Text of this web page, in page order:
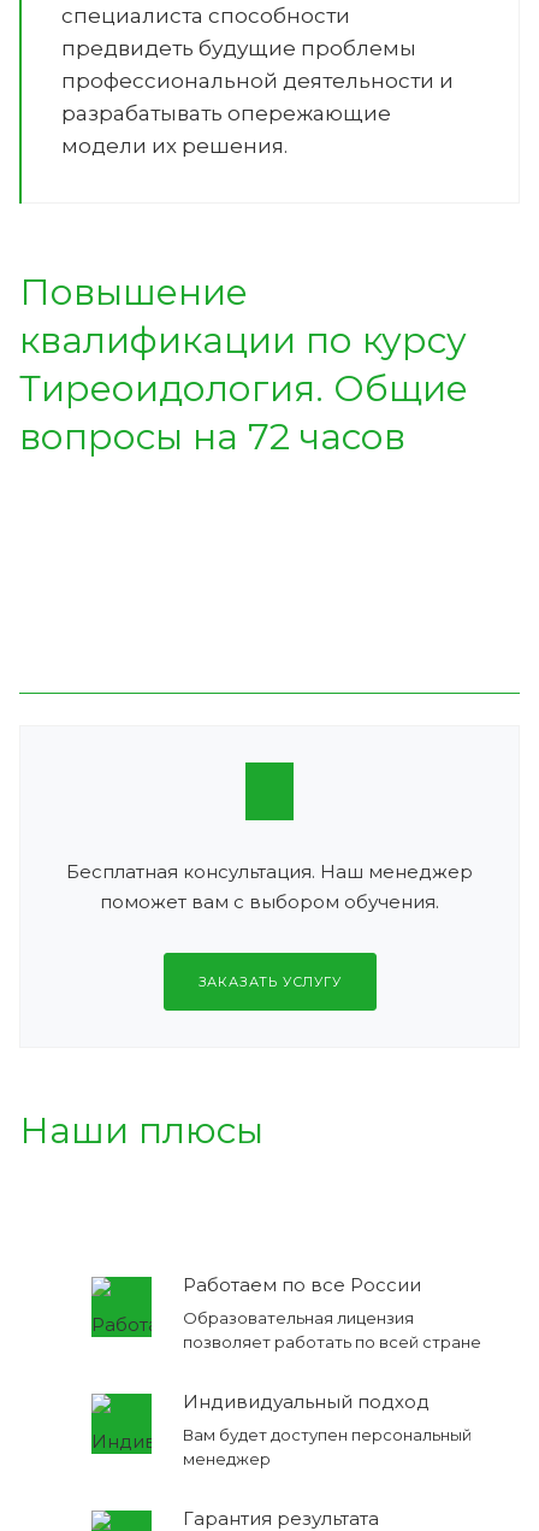
специалиста способности
предвидеть будущие проблемы
профессиональной деятельности и
разрабатывать опережающие
модели их решения.
Повышение
квалификации по курсу
Тиреоидология. Общие
вопросы на 72 часов
Бесплатная консультация. Наш менеджер
поможет вам с выбором обучения.
ЗАКАЗАТЬ УСЛУГУ
Наши плюсы
Работаем по все России
Образовательная лицензия
позволяет работать по всей стране
Индивидуальный подход
Вам будет доступен персональный
менеджер
Гарантия результата